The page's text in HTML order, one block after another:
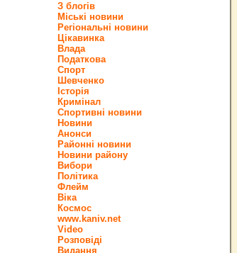
З блогів
Міські новини
Регіональні новини
Цікавинка
Влада
Податкова
Спорт
Шевченко
Історія
Кримінал
Спортивні новини
Новини
Анонси
Районні новини
Новини району
Вибори
Політика
Флейм
Віка
Космос
www.kaniv.net
Video
Розповіді
Видання